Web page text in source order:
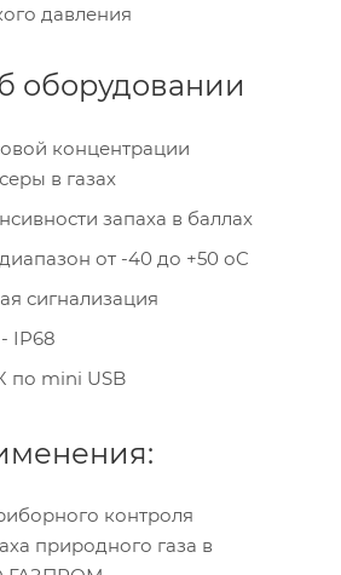
давления
оборудовании
концентрации
в газах
запаха в баллах
от -40 до +50 оC
сигнализация
IP68
по mini USB
контроля
природного газа в